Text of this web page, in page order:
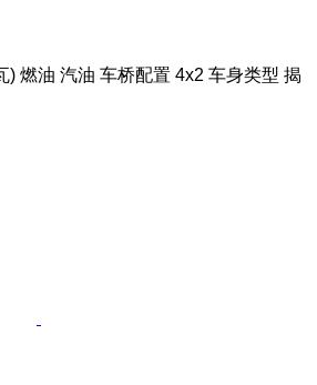
) 燃油 汽油 车桥配置 4x2 车身类型 揭